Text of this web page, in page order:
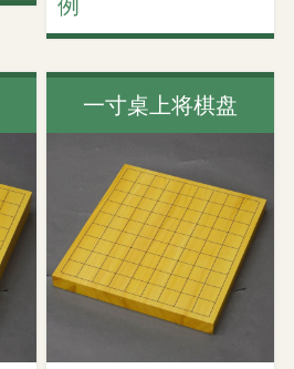
例
一寸桌上将棋盘